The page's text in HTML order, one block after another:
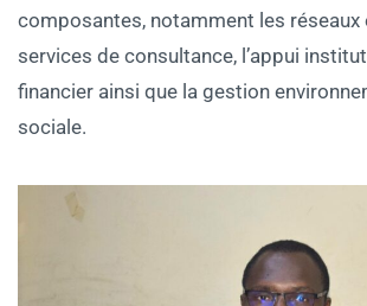
composantes, notamment les réseaux
services de consultance, l’appui
financier ainsi que la gestion
sociale.